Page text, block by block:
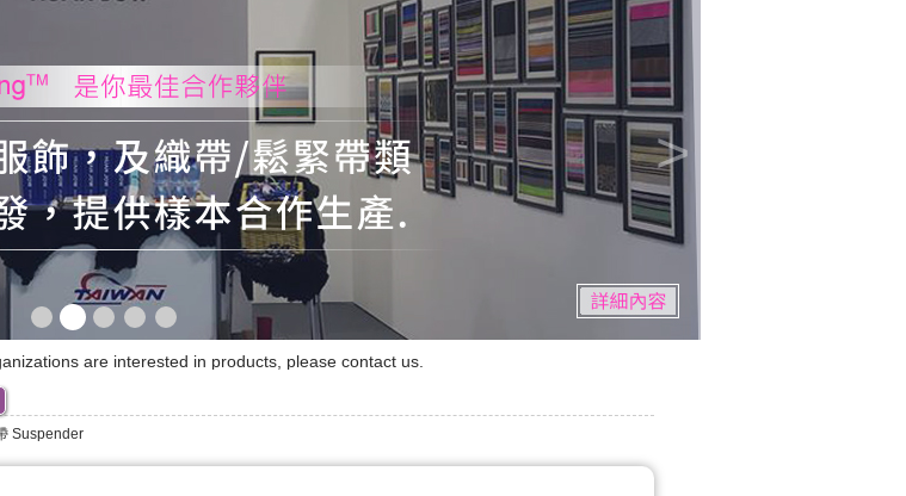
>
are interested in products, please contact us.
歡迎與我們接洽!!
★
Suspender